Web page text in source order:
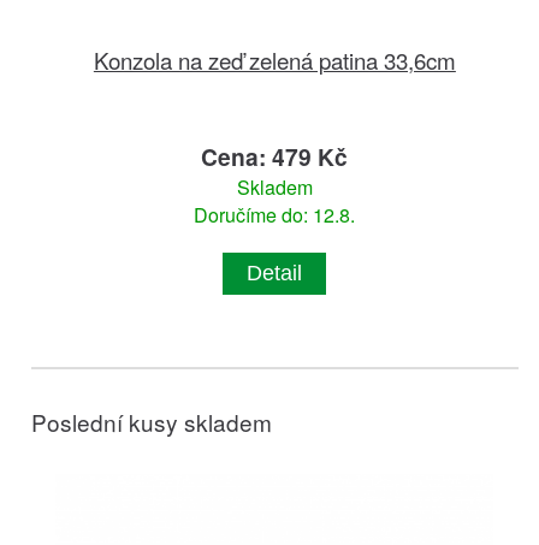
Konzola na zeď zelená patina 33,6cm
Cena: 479 Kč
Skladem
Doručíme do: 12.8.
Detail
Poslední kusy skladem